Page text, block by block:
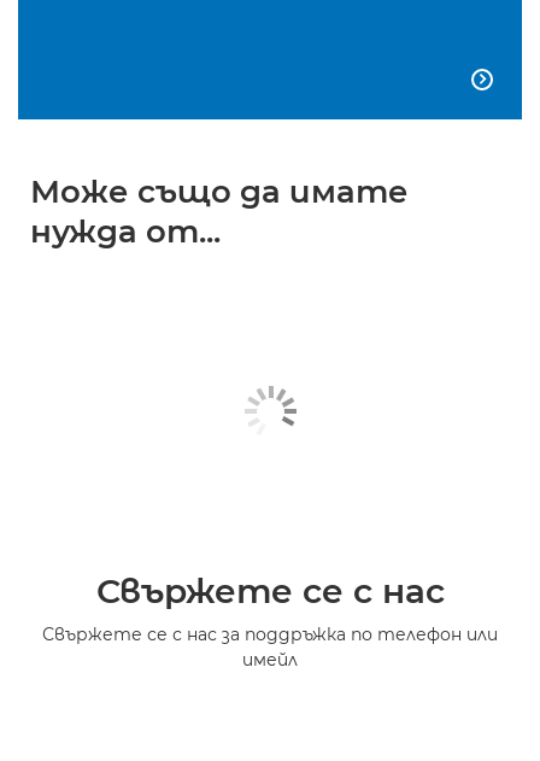

Може също да имате
нужда от...
Свържете се с нас
Свържете се с нас за поддръжка по телефон или
имейл